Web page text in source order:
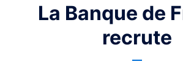
La Banque de
recrute